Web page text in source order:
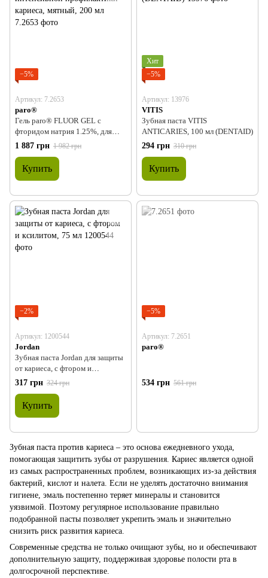
−5%
Артикул: 7.2653
paro®
Гель paro® FLUOR GEL с
фторидом натрия 1.25%, для
интенсивной профилактики
кариеса, мятный, 200 мл
1 887 грн 1 982 грн
Купить
Хит
−5%
Артикул: 13976
VITIS
Зубная паста VITIS
ANTICARIES, 100 мл (DENTAID)
294 грн 310 грн
Купить
−2%
Артикул: 1200544
Jordan
Зубная паста Jordan для защиты
от кариеса, с фтором и
ксилитом, 75 мл
317 грн 324 грн
Купить
−5%
Артикул: 7.2651
paro®
534 грн 561 грн
Зубная паста против кариеса – это основа ежедневного ухода,
помогающая защитить зубы от разрушения. Кариес является одной
из самых распространенных проблем, возникающих из-за действия
бактерий, кислот и налета. Если не уделять достаточно внимания
гигиене, эмаль постепенно теряет минералы и становится
уязвимой. Поэтому регулярное использование правильно
подобранной пасты позволяет укрепить эмаль и значительно
снизить риск развития кариеса.
Современные средства не только очищают зубы, но и обеспечивают
дополнительную защиту, поддерживая здоровье полости рта в
долгосрочной перспективе.